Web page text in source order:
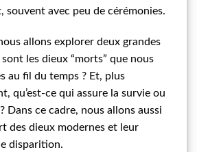
souvent avec peu de cérémonies.
allons explorer deux grandes
les dieux “morts” que nous
au fil du temps ? Et, plus
qu’est-ce qui assure la survie ou
Dans ce cadre, nous allons aussi
des dieux modernes et leur
disparition.